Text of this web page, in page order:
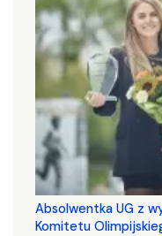
Absolwentka UG z
Komitetu